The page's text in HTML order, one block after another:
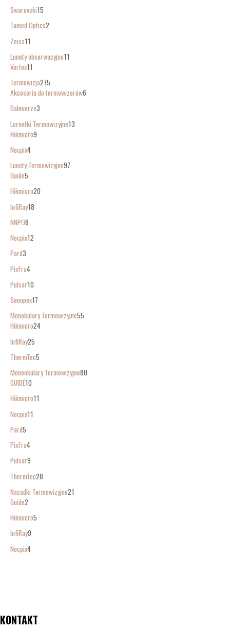
Swarovski15
Tamed Optics2
Zeiss11
Lunety obserwacyjne11
Vortex11
Termowizja275
Akcesoria do termowizorów6
Dalmierze3
Lornetki Termowizyjne13
Hikmicro9
Nocpix4
Lunety Termowizyjne97
Guide5
Hikmicro20
InfiRay18
NNPO8
Nocpix12
Pard3
Pixfra4
Pulsar10
Senopex17
Monokulary Termowizyjne55
Hikmicro24
InfiRay25
ThermTec5
Monookulary Termowizyjne80
GUIDE10
Hikmicro11
Nocpix11
Pard5
Pixfra4
Pulsar9
ThermTec28
Nasadki Termowizyjne21
Guide2
Hikmicro5
InfiRay9
Nocpix4
KONTAKT